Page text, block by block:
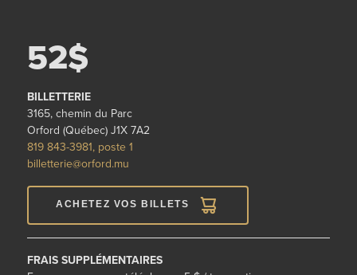
52$
BILLETTERIE
3165, chemin du Parc
Orford (Québec) J1X 7A2
819 843-3981, poste 1
billetterie@orford.mu
ACHETEZ VOS BILLETS
FRAIS SUPPLÉMENTAIRES